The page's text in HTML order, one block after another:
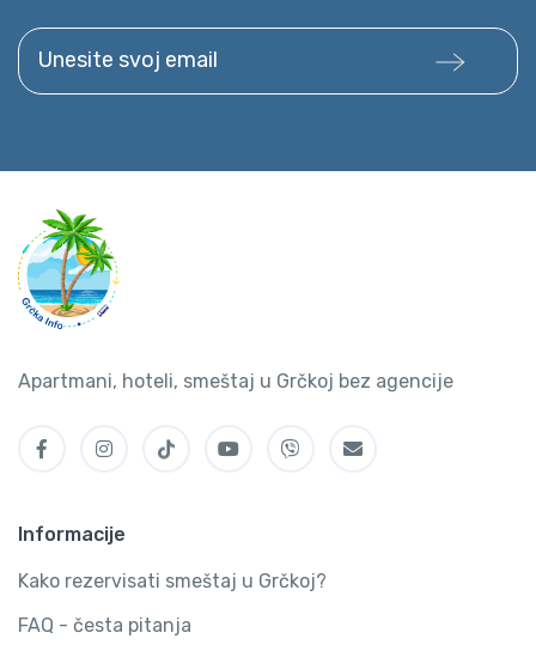
Unesite svoj email
Apartmani, hoteli, smeštaj u Grčkoj bez agencije
Informacije
Kako rezervisati smeštaj u Grčkoj?
FAQ - česta pitanja